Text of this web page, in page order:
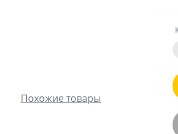
Похожие товары